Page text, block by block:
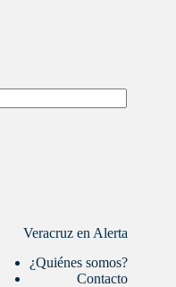
Veracruz en Alerta
¿Quiénes somos?
Contacto